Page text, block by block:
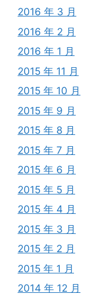
2016 年 3 月
2016 年 2 月
2016 年 1 月
2015 年 11 月
2015 年 10 月
2015 年 9 月
2015 年 8 月
2015 年 7 月
2015 年 6 月
2015 年 5 月
2015 年 4 月
2015 年 3 月
2015 年 2 月
2015 年 1 月
2014 年 12 月